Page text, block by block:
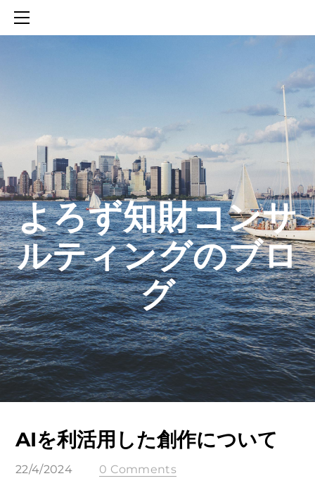
​よろず知財コンサ
ルティングのブロ
グ
AIを利活用した創作について
22/4/2024 0 Comments
SERVICES
知財活動のROICへの貢献
生成AIを活用した知財戦略の策定方法
生成AIとの「壁打ち」で、新たな発明を創出する方法